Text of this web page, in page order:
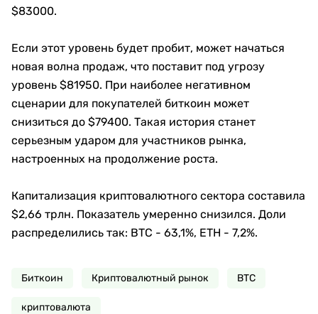
$83000.
Если этот уровень будет пробит, может начаться
новая волна продаж, что поставит под угрозу
уровень $81950. При наиболее негативном
сценарии для покупателей биткоин может
снизиться до $79400. Такая история станет
серьезным ударом для участников рынка,
настроенных на продолжение роста.
Капитализация криптовалютного сектора составила
$2,66 трлн. Показатель умеренно снизился. Доли
распределились так: BTC - 63,1%, ETH - 7,2%.
Биткоин Криптовалютный рынок BTC
криптовалюта